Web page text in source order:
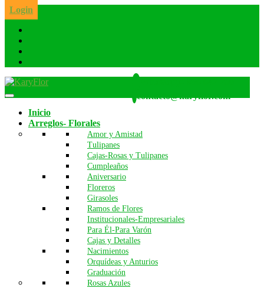
Skip
to
content
Login
contacto@karyflor.com
Inicio
Arreglos- Florales
Amor y Amistad
Tulipanes
Cajas-Rosas y Tulipanes
Cumpleaños
Aniversario
Floreros
Girasoles
Ramos de Flores
Institucionales-Empresariales
Para Él-Para Varón
Cajas y Detalles
Nacimientos
Orquídeas y Anturios
Graduación
Rosas Azules